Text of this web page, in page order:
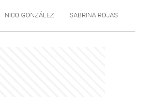
NICO GONZÁLEZ SABRINA ROJAS